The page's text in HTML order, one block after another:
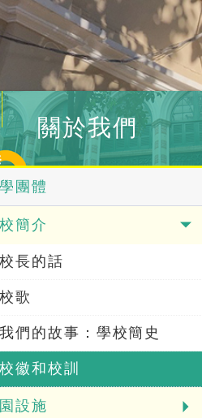
關於我們
團體
簡介
校長的話
校歌
我們的故事：學校簡史
校徽和校訓
設施